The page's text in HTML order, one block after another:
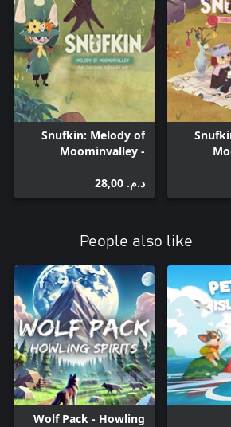
Snufkin: Melody of
Moominvalley -
د.م.‏ 28,00
People also like
Wolf Pack - Howling